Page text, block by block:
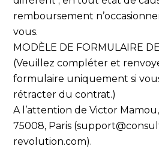
remboursement
vous.
MODÈLE DE FORMULAIRE
(Veuillez compléter et
formulaire uniquement si
rétracter du contrat.)
A l’attention de Victor
75008, Paris
revolution.com).